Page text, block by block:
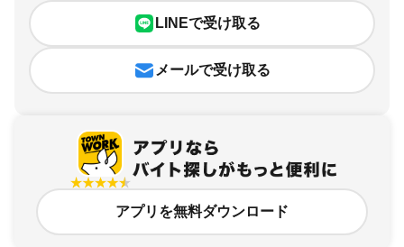
LINEで受け取る
メールで受け取る
アプリを無料ダウンロード